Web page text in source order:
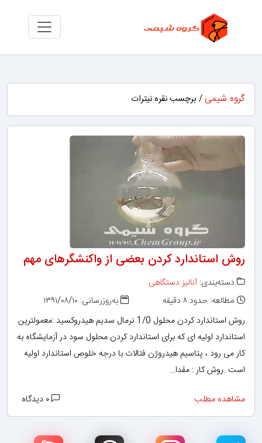
گروه شیمی / برچسب نقره نیترات
روش استاندارد کردن بعضی از واکنشگرهای مهم
دسته‌بندی: آنالیز دستگاهی
مطالعه: حدود ۸ دقیقه
به‌روزرسانی: ۱۳۹۱/۰۸/۱۰
روش استاندارد کردن محلول 1/0 نرمال سدیم هیدروکسید :معمولترین
استاندارد اولیه ای که برای استاندارد کردن محلول سود در آزمایشگاه به
کار می رود ، پتاسیم هیدروژن فتالات با درجه خلوص استاندارد اولیه
است .روش کار : مقدا…
مشاهده مطلب